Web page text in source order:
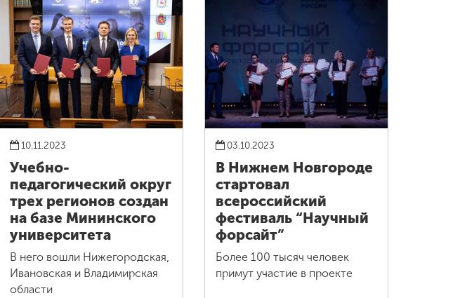
10.11.2023
Учебно-
педагогический округ
трех регионов создан
на базе Мининского
университета
В него вошли Нижегородская,
Ивановская и Владимирская
области
03.10.2023
В Нижнем Новгороде
стартовал
всероссийский
фестиваль “Научный
форсайт”
Более 100 тысяч человек
примут участие в проекте